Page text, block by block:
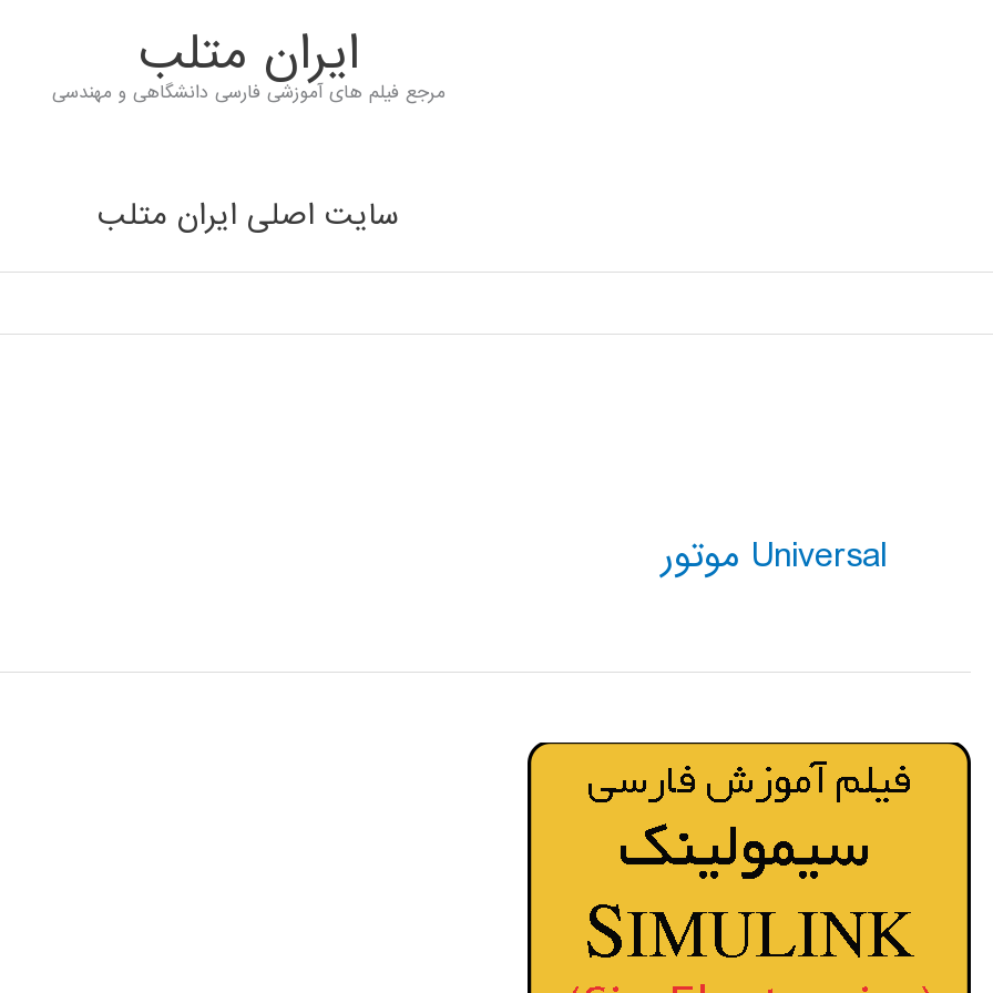
ايران متلب
مرجع فیلم های آموزشی فارسی دانشگاهی و مهندسی
سایت اصلی ایران متلب
Universal موتور